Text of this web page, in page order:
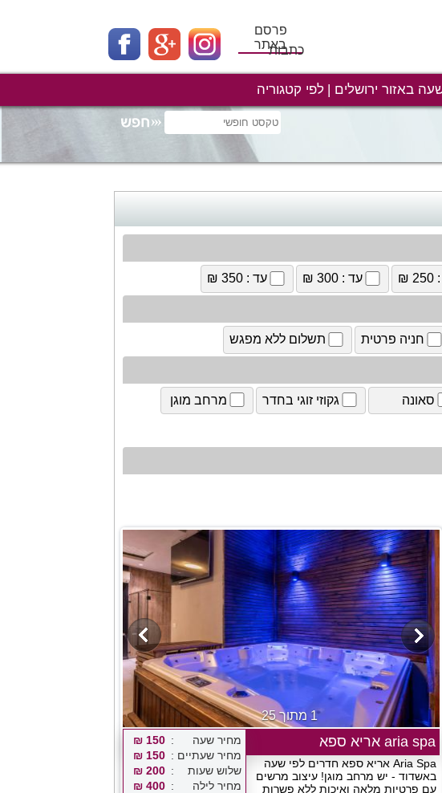
פרסם
באתרכתבות
באזור ירושלים לפי קטגוריה
₪ עד : 300 ₪ עד : 350 ₪
חניה פרטית תשלום ללא מפגש
סאונה גקוזי זוגי בחדר מרחב מוגן
1 מתוך 25
aria spa אריא ספא
Aria Spa אריא ספא חדרים לפי שעה
באשדוד - יש מרחב מוגן! עיצוב מרשים
עם פרטיות מלאה ואיכות ללא פשרות
מחיר שעה
150 ₪
מחיר שעתיים
150 ₪
שלוש שעות
200 ₪
מחיר לילה
400 ₪